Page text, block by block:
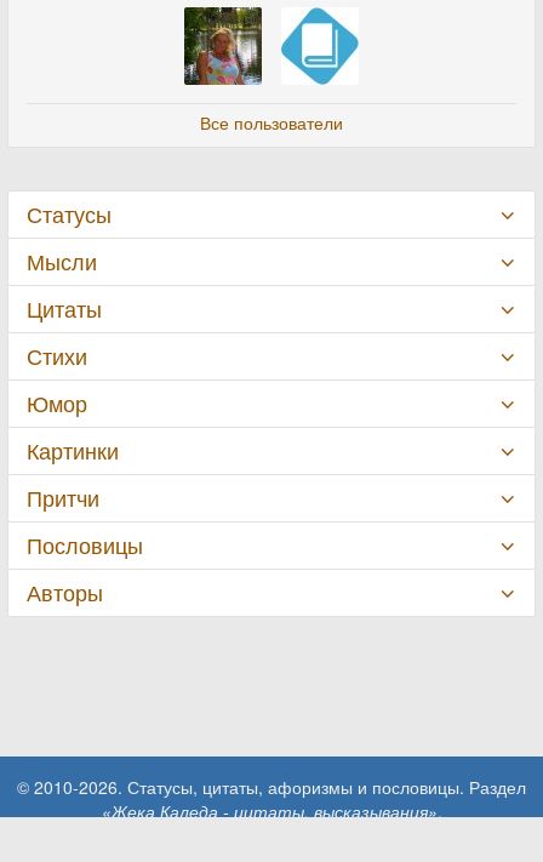
Все пользователи
Статусы
Мысли
Цитаты
Стихи
Юмор
Картинки
Притчи
Пословицы
Авторы
© 2010-2026. Статусы, цитаты, афоризмы и пословицы. Раздел
«Жека Каледа - цитаты, высказывания».